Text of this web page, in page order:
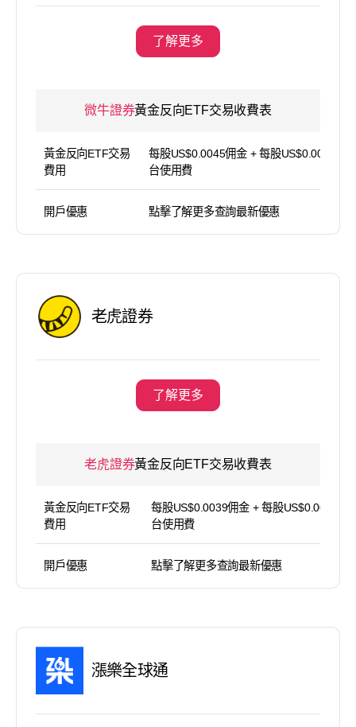
了解更多
微牛證券黃金反向ETF交易收費表
黃金反向ETF交易
費用
每股US$0.0045佣金 + 每股US$0.0045 平
台使用費
開戶優惠 點擊了解更多查詢最新優惠
老虎證券
了解更多
老虎證券黃金反向ETF交易收費表
黃金反向ETF交易
費用
每股US$0.0039佣金 + 每股US$0.004平
台使用費
開戶優惠 點擊了解更多查詢最新優惠
漲樂全球通